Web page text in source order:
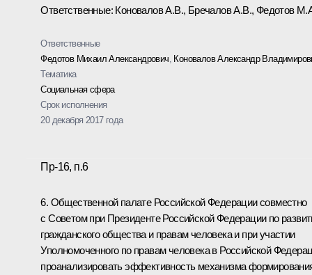
Ответственные: Коновалов А.В., Бречалов А.В., Федотов
Ответственные
Федотов Михаил Александрович Коновалов Александр
Тематика
Социальная сфера
Срок исполнения
20 декабря 2017 года
Пр-16, п.6
6. Общественной палате Российской Федерации совместно
с Советом при Президенте Российской Федерации по
гражданского общества и правам человека и при участии
Уполномоченного по правам человека в Российской
проанализировать эффективность механизма